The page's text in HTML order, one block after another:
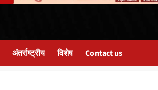
अंतर्राष्ट्रीय विशेष Contact us